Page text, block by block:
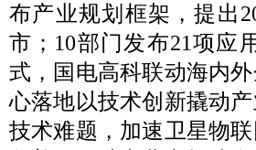
布产业规划框架，提出
市；10部门发布21项应
式，国电高科联动海内
心落地以技术创新撬动
技术难题，加速卫星物